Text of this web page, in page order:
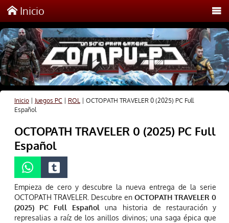
Inicio
Inicio| Juegos PC ROL| OCTOPATH TRAVELER 0 (2025) PC Full
Español
OCTOPATH TRAVELER 0 (2025) PC Full
Español
Empieza de cero y descubre la nueva entrega de la serie
OCTOPATH TRAVELER. Descubre en OCTOPATH TRAVELER 0
(2025) PC Full Español una historia de restauración y
represalias a raíz de los anillos divinos; una saga épica que